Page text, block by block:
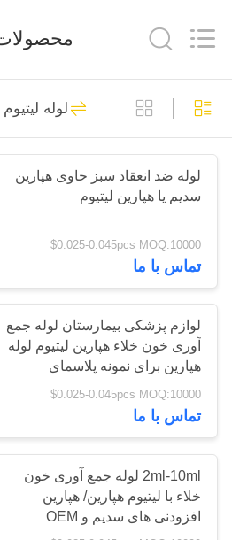
صفحه
اصلی
محصولات
درباره
تور
کارخانه
کنترل
کیفیت
Devices
Co.,
Rights
لوله جمع
لوله جمع
خلاء
52
لوله جمع
25
لوله
لوله ضد انعقاد سبز حاوی هپارین
سدیم یا هپارین لیتیوم
$0.025-0.045pcs MOQ:10000
تماس با ما
لوازم پزشکی بیمارستان لوله جمع
آوری خون خلاء هپارین لیتیوم لوله
هپارین برای نمونه پلاسمای
$0.025-0.045pcs MOQ:10000
تماس با ما
2ml-10ml لوله جمع آوری خون
خلاء با لیتیوم هپارین/ هپارین
افزودنی های سدیم و OEM